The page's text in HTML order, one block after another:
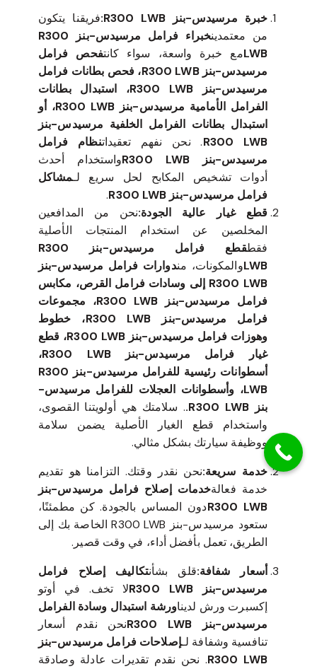
خبرة مرسيدس-بنز R300 LWB:
فريقنا يتكون
من معتمدين
خبراء فرامل مرسيدس-بنز R300
LWBمع خبرة واسعة، سواء كانتفحص فرامل
مرسيدس-بنز R300 LWB، فحص بطانات فرامل
مرسيدس-بنز R300 LWB، استبدال بطانات
الفرامل الأمامية مرسيدس-بنز R300 LWB، أو
استبدال بطانات الفرامل الخلفية مرسيدس-بنز
R300 LWB. نحن نفهم تعقيداتنظام فرامل
مرسيدس-بنز R300 LWB
واستخدام أحدث
أدوات تشخيص المكابح لحل سريع لـمشاكل
فرامل مرسيدس-بنز R300 LWB
.
قطع غيار عالية الجودة:نحن من المدافعين
المخلصين عن استخدام المنتجات الأصلية
فقط
قطع فرامل مرسيدس-بنز R300
LWBوالمكونات، مندوارات فرامل مرسيدس-بنز
R300 LWB إلى وسادات فرامل القرص، مكابس
فرامل مرسيدس-بنز R300 LWB، مجموعات
فرامل مرسيدس-بنز R300 LWB، خطوط
وهوزات فرامل مرسيدس-بنز R300 LWB، قطع
غيار فرامل مرسيدس-بنز R300 LWB،
أسطوانات رئيسية للفرامل مرسيدس-بنز R300
LWB، وأسطوانات العجلات للفرامل مرسيدس-
بنز R300 LWB.
. سلامتك هي أولويتنا القصوى،
واستخدام قطع الغيار الأصلية يضمن سلامة
ووظيفة سيارتك بشكل مثالي.
خدمة سريعة:نحن نقدر وقتك. التزامنا هو تقديم
خدمة فعالةخدمات إصلاح فرامل مرسيدس-بنز
R300 LWBدون المساس بالجودة. كن مطمئنًا،
ستعود مرسيدس-بنز R300 LWB الخاصة بك إلى
الطريق، تعمل بأفضل أداء، في وقت قصير.
أسعار شفافة:قلق بشأنتكاليف إصلاح فرامل
مرسيدس-بنز R300 LWB
لا تخف. في أوتو
إكسبرت ورش لديناورشة استبدال وسادة الفرامل
مرسيدس-بنز R300 LWB
نحن نقدم أسعار
تنافسية وشفافة لـإصلاحات فرامل مرسيدس-بنز
R300 LWB. نحن نقدم تقديرات عادلة وصادقة